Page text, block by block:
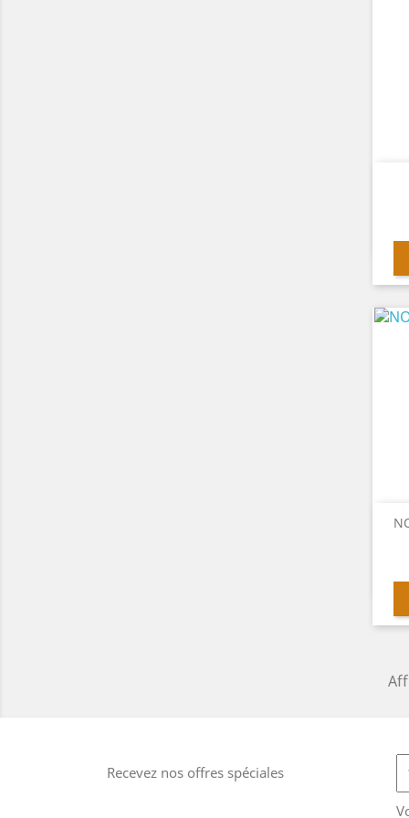
Recevez nos offres spéciales